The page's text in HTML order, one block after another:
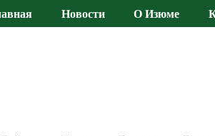
Новости О Изюме